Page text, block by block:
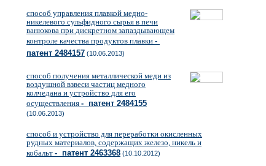
способ управления плавкой медно-
никелевого сульфидного сырья в печи
ванюкова при дискретном запаздывающем
контроле качества продуктов плавки -
патент 2484157 (10.06.2013)
способ получения металлической меди из
воздушной взвеси частиц медного
колчедана и устройство для его
осуществления - патент 2484155
(10.06.2013)
способ и устройство для переработки окисленных
рудных материалов, содержащих железо, никель и
кобальт - патент 2463368 (10.10.2012)